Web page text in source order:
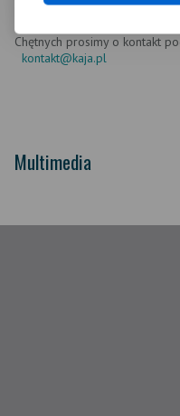
Chętnych prosimy o kontakt
kontakt@kaja.pl
Multimedia